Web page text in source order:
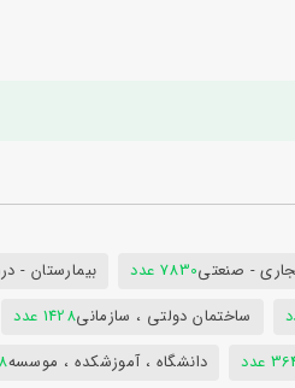
- صنعتی7830 عدد بیمارستان -
ساختمان دولتی ، سازمانی1428 عدد
عدد دانشگاه ، آموزشکده ، موسسه